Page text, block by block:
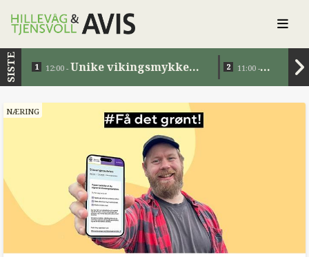
SISTE 12:00 - Unike vikingsmykker
11:00 -
NÆRING